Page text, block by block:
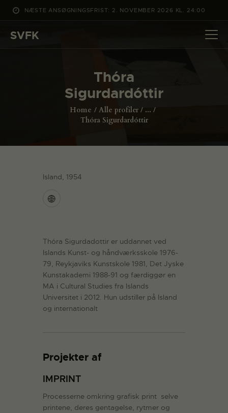
NÆSTE ANSØGNINGSFRIST: 2. NOVEMBER 2026 KL. 24:00
SVFK
Thóra
Sigurdardóttir
Home Alle profiler
...
Thóra Sigurdardóttir
PROJEKTER
CHANNEL
Island, 1954
Thóra Sigurdadottir er uddannet ved
Islands Kunst- og håndværksskole 1976-
79, Reykjaviks Kunstskole 1981, Det Jyske
Kunstakademi 1988-91 og færdiggør en
MA i Cultural Studies fra Islands
Universitet i 2012. Hun udstiller på Island
og internationalt
Projekter af
IMPRINT
Processerne omkring grafisk print  selve
printene, deres gentagelse, rytmer og